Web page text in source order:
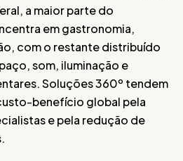
a maior parte do
em gastronomia,
com o restante distribuído
som, iluminação e
Soluções 360º tendem
benefício global pela
e pela redução de